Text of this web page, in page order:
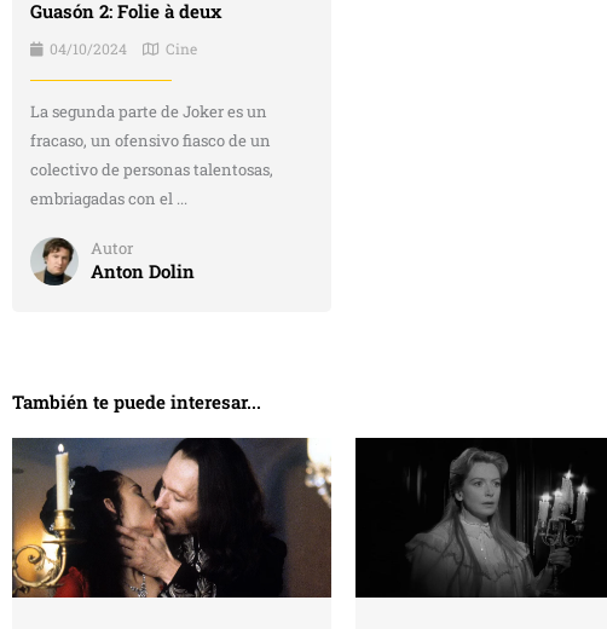
Guasón 2: Folie à deux
04/10/2024 Cine
La segunda parte de Joker es un
fracaso, un ofensivo fiasco de un
colectivo de personas talentosas,
embriagadas con el ...
Autor
Anton Dolin
También te puede interesar...